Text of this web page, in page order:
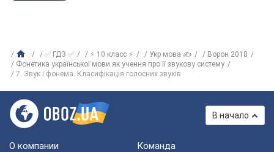
✅ ГДЗ ✅ ⚡ 10 класс ⚡ Укр мова ✍
Ворон 2018
Фонетика української мови як учення про її звукову систему
7. Звук і фонема. Класифікація голосних звуків
В начало
О компании Команда